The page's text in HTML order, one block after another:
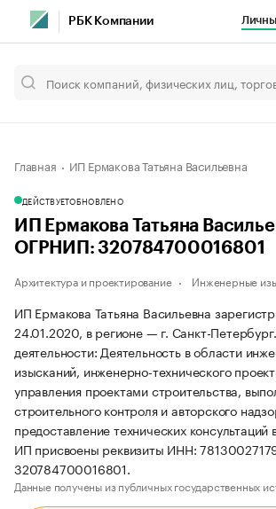
РБК Компании
Главная ИП Ермакова Татьяна Васильевна
ДЕЙСТВУЕТОБНОВЛЕНО
ИП Ермакова Татьяна
ОГРНИП: 320784700016801
Архитектура и проектирование Инженерные
ИП Ермакова Татьяна Васильевна
24.01.2020, в регионе — г. Санкт-
деятельности: Деятельность в области
изысканий, инженерно-технического
управления проектами строительства,
строительного контроля и авторского
предоставление технических консультаций
ИП присвоены реквизиты ИНН:
320784700016801.
Данные получены из публичных государственных